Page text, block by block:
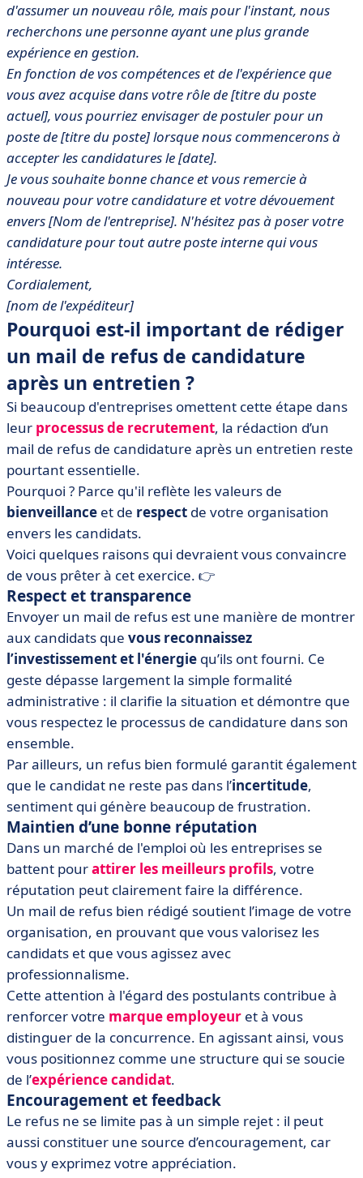
d'assumer un nouveau rôle, mais pour l'instant, nous
recherchons une personne ayant une plus grande
expérience en gestion.
En fonction de vos compétences et de l'expérience que
vous avez acquise dans votre rôle de [titre du poste
actuel], vous pourriez envisager de postuler pour un
poste de [titre du poste] lorsque nous commencerons à
accepter les candidatures le [date].
Je vous souhaite bonne chance et vous remercie à
nouveau pour votre candidature et votre dévouement
envers [Nom de l'entreprise]. N'hésitez pas à poser votre
candidature pour tout autre poste interne qui vous
intéresse.
Cordialement,
[nom de l'expéditeur]
Pourquoi est-il important de rédiger
un mail de refus de candidature
après un entretien ?
Si beaucoup d'entreprises omettent cette étape dans
leur processus de recrutement, la rédaction d’un
mail de refus de candidature après un entretien reste
pourtant essentielle.
Pourquoi ? Parce qu'il reflète les valeurs de
bienveillance et de respect de votre organisation
envers les candidats.
Voici quelques raisons qui devraient vous convaincre
de vous prêter à cet exercice. 👉
Respect et transparence
Envoyer un mail de refus est une manière de montrer
aux candidats que vous reconnaissez
l’investissement et l'énergie qu’ils ont fourni. Ce
geste dépasse largement la simple formalité
administrative : il clarifie la situation et démontre que
vous respectez le processus de candidature dans son
ensemble.
Par ailleurs, un refus bien formulé garantit également
que le candidat ne reste pas dans l’incertitude,
sentiment qui génère beaucoup de frustration.
Maintien d’une bonne réputation
Dans un marché de l'emploi où les entreprises se
battent pourattirer les meilleurs profils, votre
réputation peut clairement faire la différence.
Un mail de refus bien rédigé soutient l’image de votre
organisation, en prouvant que vous valorisez les
candidats et que vous agissez avec
professionnalisme.
Cette attention à l'égard des postulants contribue à
renforcer votre marque employeur et à vous
distinguer de la concurrence. En agissant ainsi, vous
vous positionnez comme une structure qui se soucie
de l’expérience candidat.
Encouragement et feedback
Le refus ne se limite pas à un simple rejet : il peut
aussi constituer une source d’encouragement, car
vous y exprimez votre appréciation.